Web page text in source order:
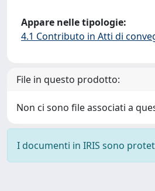
Appare nelle tipologie:
4.1 Contributo in Atti di
File in questo prodotto:
Non ci sono file associati a
I documenti in IRIS sono